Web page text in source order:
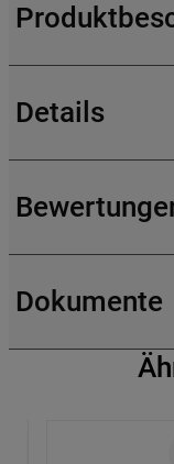
Details
Dokumente